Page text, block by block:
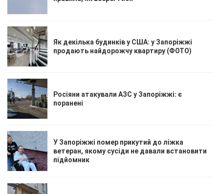
Як декілька будинків у США: у Запоріжжі
продають найдорожчу квартиру (ФОТО)
Росіяни атакували АЗС у Запоріжжі: є
поранені
У Запоріжжі помер прикутий до ліжка
ветеран, якому сусіди не давали встановити
підйомник